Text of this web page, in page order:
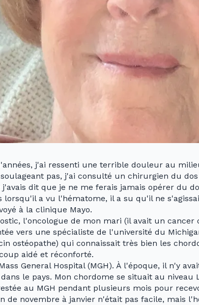
j'ai ressenti une terrible douleur au
pas, j'ai consulté un chirurgien du
dit que je ne me ferais jamais opérer du
lorsqu'il a vu l'hématome, il a su qu'il ne
à la clinique Mayo.
l'oncologue de mon mari (il avait un cancer
vers une spécialiste de l'université du
ostéopathe) qui connaissait très bien les
aidé et réconforté.
General Hospital (MGH). À l'époque, il n'y
le pays. Mon chordome se situait au niveau
au MGH pendant plusieurs mois pour
de novembre à janvier n'était pas facile, mais